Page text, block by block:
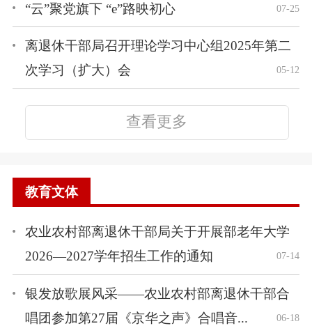
“云”聚党旗下 “e”路映初心 07-25
离退休干部局召开理论学习中心组2025年第二
次学习（扩大）会
05-12
查看更多
教育文体
农业农村部离退休干部局关于开展部老年大学
2026—2027学年招生工作的通知
07-14
银发放歌展风采——农业农村部离退休干部合
唱团参加第27届《京华之声》合唱音...
06-18